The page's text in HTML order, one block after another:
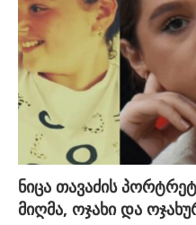
ნიცა თავაძის
მიღმა, ოჯახი და